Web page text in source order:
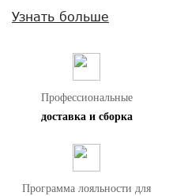
Узнать больше
Профессиональные
доставка и сборка
Программа лояльности для